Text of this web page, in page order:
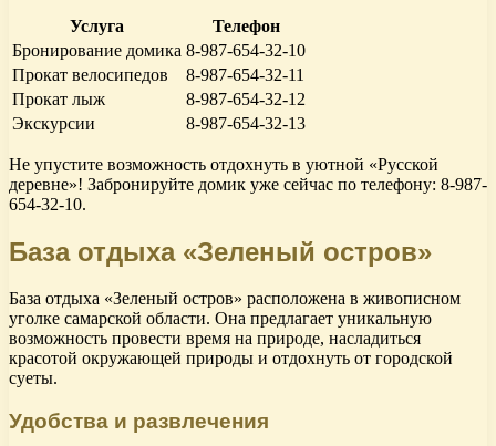
Услуга
Телефон
Бронирование домика 8-987-654-32-10
Прокат велосипедов
8-987-654-32-11
Прокат лыж
8-987-654-32-12
Экскурсии
8-987-654-32-13
Не упустите возможность отдохнуть в уютной «Русской
деревне»! Забронируйте домик уже сейчас по телефону: 8-987-
654-32-10.
База отдыха «Зеленый остров»
База отдыха «Зеленый остров» расположена в живописном
уголке самарской области. Она предлагает уникальную
возможность провести время на природе, насладиться
красотой окружающей природы и отдохнуть от городской
суеты.
Удобства и развлечения